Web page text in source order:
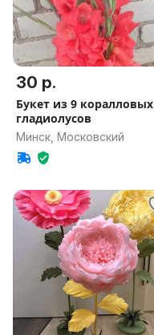
30 р.
Букет из 9 коралловых
гладиолусов
Минск, Московский